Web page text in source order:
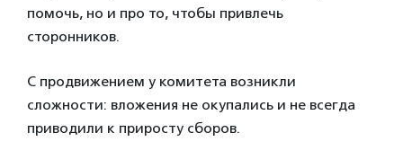
помочь, но и про то, чтобы привлечь
сторонников.
С продвижением у комитета возникли
сложности: вложения не окупались и не всегда
приводили к приросту сборов.